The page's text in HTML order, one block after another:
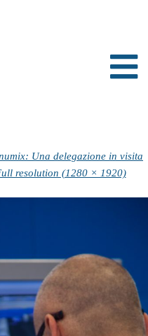
Una delegazione in visita
resolution (1280 × 1920)